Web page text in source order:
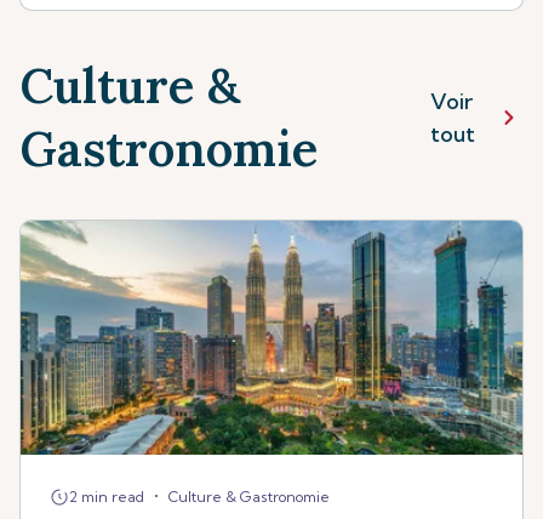
Culture &
Gastronomie
Voir
tout
2 min read • Culture & Gastronomie